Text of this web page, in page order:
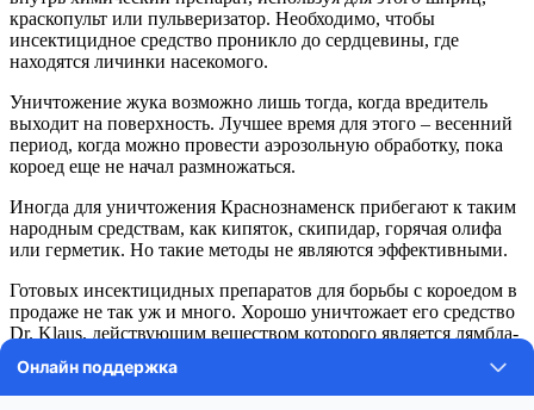
краскопульт или пульверизатор. Необходимо, чтобы
инсектицидное средство проникло до сердцевины, где
находятся личинки насекомого.
Уничтожение жука возможно лишь тогда, когда вредитель
выходит на поверхность. Лучшее время для этого – весенний
период, когда можно провести аэрозольную обработку, пока
короед еще не начал размножаться.
Иногда для уничтожения Краснознаменск прибегают к таким
народным средствам, как кипяток, скипидар, горячая олифа
или герметик. Но такие методы не являются эффективными.
Готовых инсектицидных препаратов для борьбы с короедом в
продаже не так уж и много. Хорошо уничтожает его средство
Dr. Klaus, действующим веществом которого является лямбда-
воздействием нарушается передача нервного импульса, что
ведет к мгновенному параличу и гибели вредителей.